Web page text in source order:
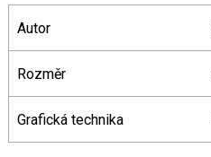
Autor
Rozměr
Grafická technika